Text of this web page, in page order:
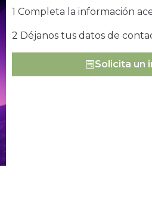
1 Completa la información
2 Déjanos tus datos de
Solicita un